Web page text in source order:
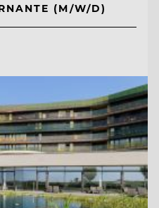
(M/W/D)